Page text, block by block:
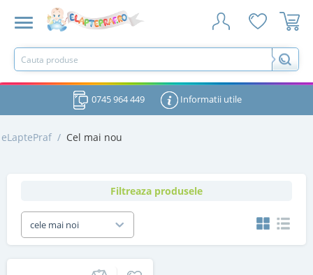
0745 964 449 Informatii utile
eLaptePraf / Cel mai nou
Filtreaza produsele
cele mai noi